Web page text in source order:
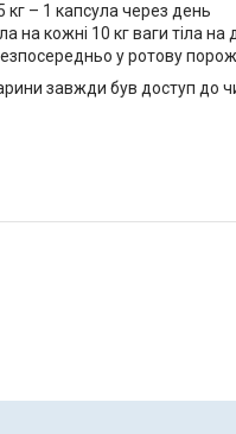
кг – 1 капсула через день
на кожні 10 кг ваги тіла на
у ротову
завжди був доступ до